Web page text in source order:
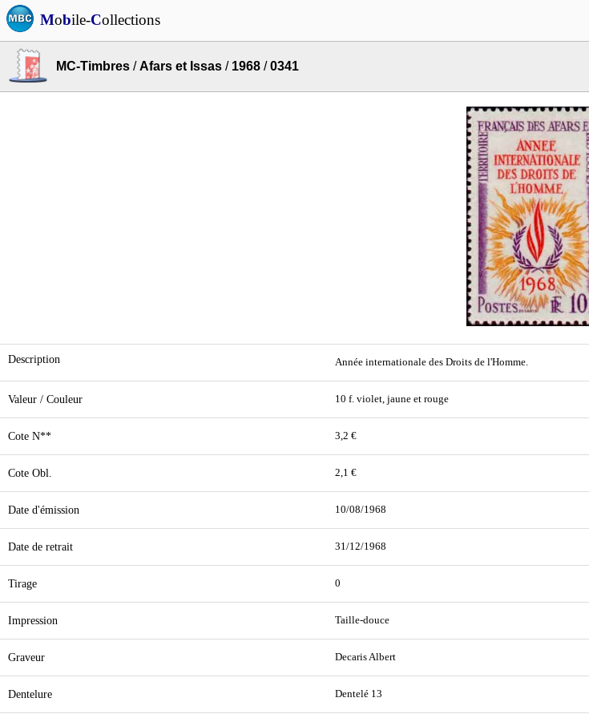
Mobile-Collections
MC-Timbres /Afars et Issas / 1968 /0341
Description Année internationale des Droits de l'Homme.
Valeur / Couleur 10 f. violet, jaune et rouge
Cote N** 3,2 €
Cote Obl. 2,1 €
Date d'émission 10/08/1968
Date de retrait 31/12/1968
Tirage 0
Impression Taille-douce
Graveur Decaris Albert
Dentelure Dentelé 13